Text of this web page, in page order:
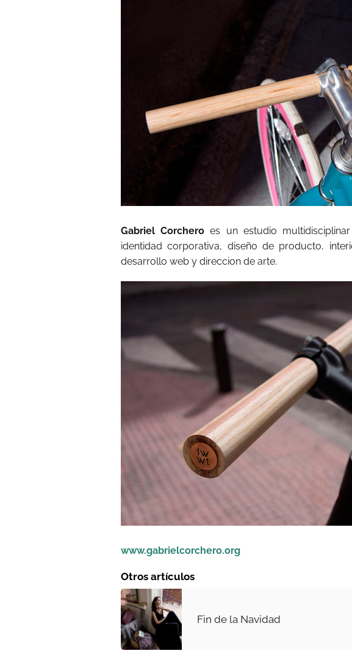
Gabriel Corchero es un estudio
identidad corporativa, diseño de producto,
desarrollo web y direccion de arte.
www.gabrielcorchero.org
Otros artículos
Fin de la Navidad